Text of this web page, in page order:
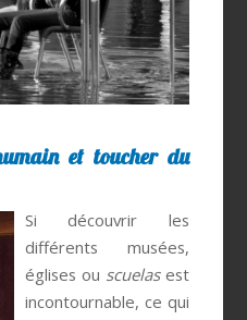
et toucher du
Si découvrir les
différents musées,
églises ou scuelasest
incontournable, ce qui